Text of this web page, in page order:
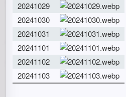
20241029
20241030
20241031
20241101
20241102
20241103